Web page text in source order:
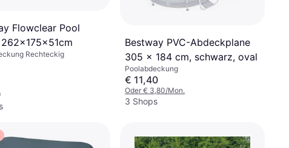
Flowclear Pool
Rechteckig
Bestway PVC-Abdeckplane
305 x 184 cm, schwarz, oval
Poolabdeckung
€ 11,40
Oder € 3,80/Mon.
3 Shops